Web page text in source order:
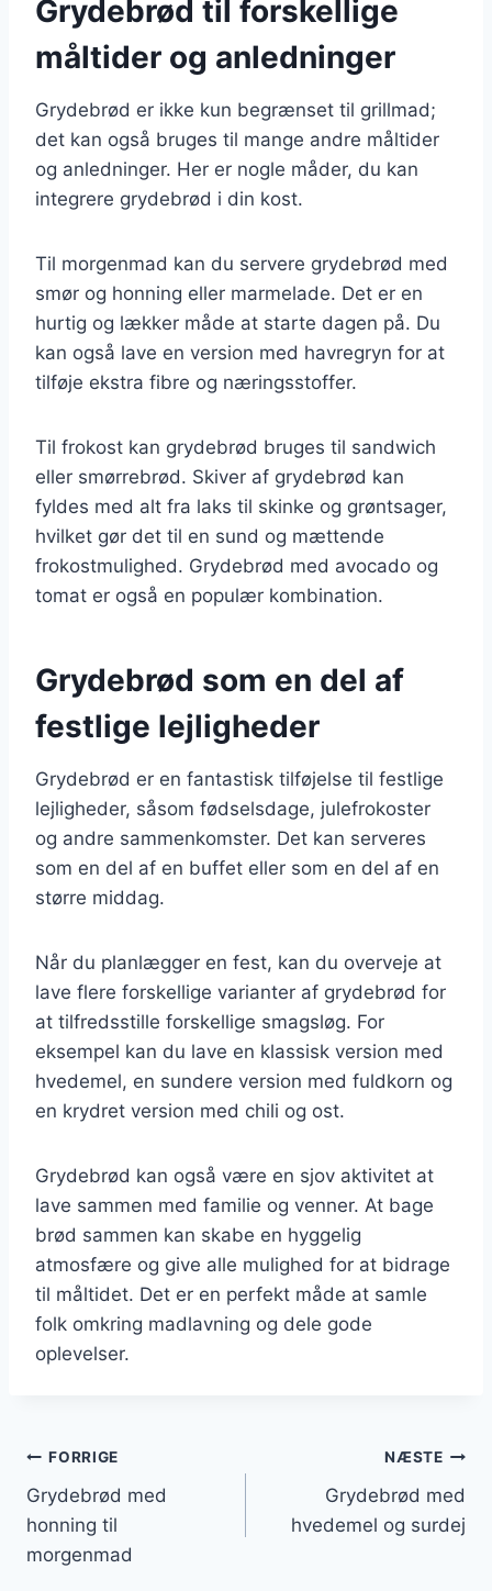
Grydebrød til forskellige
måltider og anledninger
Grydebrød er ikke kun begrænset til grillmad;
det kan også bruges til mange andre måltider
og anledninger. Her er nogle måder, du kan
integrere grydebrød i din kost.
Til morgenmad kan du servere grydebrød med
smør og honning eller marmelade. Det er en
hurtig og lækker måde at starte dagen på. Du
kan også lave en version med havregryn for at
tilføje ekstra fibre og næringsstoffer.
Til frokost kan grydebrød bruges til sandwich
eller smørrebrød. Skiver af grydebrød kan
fyldes med alt fra laks til skinke og grøntsager,
hvilket gør det til en sund og mættende
frokostmulighed. Grydebrød med avocado og
tomat er også en populær kombination.
Grydebrød som en del af
festlige lejligheder
Grydebrød er en fantastisk tilføjelse til festlige
lejligheder, såsom fødselsdage, julefrokoster
og andre sammenkomster. Det kan serveres
som en del af en buffet eller som en del af en
større middag.
Når du planlægger en fest, kan du overveje at
lave flere forskellige varianter af grydebrød for
at tilfredsstille forskellige smagsløg. For
eksempel kan du lave en klassisk version med
hvedemel, en sundere version med fuldkorn og
en krydret version med chili og ost.
Grydebrød kan også være en sjov aktivitet at
lave sammen med familie og venner. At bage
brød sammen kan skabe en hyggelig
atmosfære og give alle mulighed for at bidrage
til måltidet. Det er en perfekt måde at samle
folk omkring madlavning og dele gode
oplevelser.
Indlægsnavigation
FORRIGE
Grydebrød med
honning til
morgenmad
NÆSTE
Grydebrød med
hvedemel og surdej